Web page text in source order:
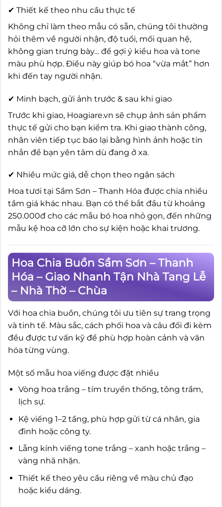
✔ Thiết kế theo nhu cầu thực tế
Không chỉ làm theo mẫu có sẵn, chúng tôi thường
hỏi thêm về người nhận, độ tuổi, mối quan hệ,
không gian trưng bày… để gợi ý kiểu hoa và tone
màu phù hợp. Điều này giúp bó hoa “vừa mắt” hơn
khi đến tay người nhận.
✔ Minh bạch, gửi ảnh trước & sau khi giao
Trước khi giao, Hoagiare.vn sẽ chụp ảnh sản phẩm
thực tế gửi cho bạn kiểm tra. Khi giao thành công,
nhân viên tiếp tục báo lại bằng hình ảnh hoặc tin
nhắn để bạn yên tâm dù đang ở xa.
✔ Nhiều mức giá, dễ chọn theo ngân sách
Hoa tươi tại Sầm Sơn – Thanh Hóa được chia nhiều
tầm giá khác nhau. Bạn có thể bắt đầu từ khoảng
250.000đ cho các mẫu bó hoa nhỏ gọn, đến những
mẫu kệ hoa cỡ lớn cho sự kiện hoặc khai trương.
Hoa Chia Buồn Sầm Sơn – Thanh
Hóa – Giao Nhanh Tận Nhà Tang Lễ
– Nhà Thờ – Chùa
Với hoa chia buồn, chúng tôi ưu tiên sự trang trọng
và tinh tế. Màu sắc, cách phối hoa và câu đối đi kèm
đều được tư vấn kỹ để phù hợp hoàn cảnh và văn
hóa từng vùng.
Một số mẫu hoa viếng được đặt nhiều
Vòng hoa trắng – tím truyền thống, tông trầm,
lịch sự.
Kệ viếng 1–2 tầng, phù hợp gửi từ cá nhân, gia
đình hoặc công ty.
Lẵng kính viếng tone trắng – xanh hoặc trắng –
vàng nhã nhặn.
Thiết kế theo yêu cầu riêng về màu chủ đạo
hoặc kiểu dáng.